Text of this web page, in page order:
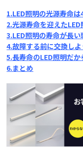
1.LED照明の光源寿命
2.光源寿命を迎えた
3.LED照明の寿命が長い
4.故障する前に交換し
5.長寿命のLED照明だ
6.まとめ